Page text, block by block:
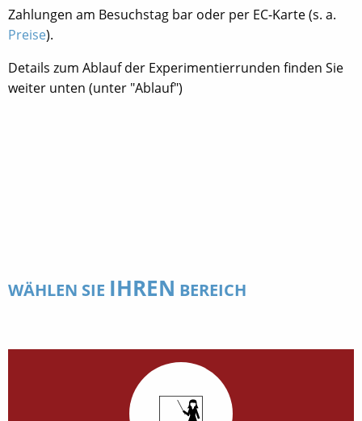
Zahlungen am Besuchstag bar oder per EC-Karte (s. a.
Preise).
Details zum Ablauf der Experimentierrunden finden Sie
weiter unten (unter "Ablauf")
WÄHLEN SIE IHREN BEREICH